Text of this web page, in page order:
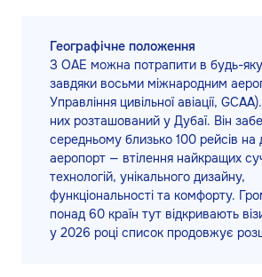
Географічне положення
З ОАЕ можна потрапити в будь-яку
завдяки восьми міжнародним
Управління цивільної авіації,
них розташований у Дубаї. Він
середньому близько 100 рейсів
аеропорт — втілення найкращих
технологій, унікального дизайну,
функціональності та комфорту.
понад 60 країн тут відкривають
у 2026 році список продовжує